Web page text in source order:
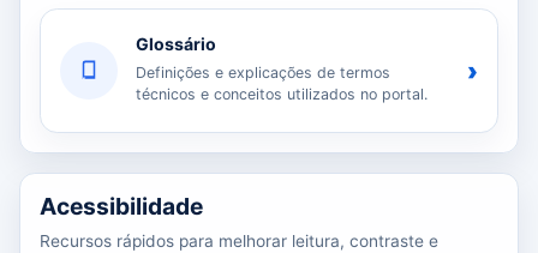
Glossário
Definições e explicações de termos
técnicos e conceitos utilizados no portal.
›
Acessibilidade
Recursos rápidos para melhorar leitura, contraste e